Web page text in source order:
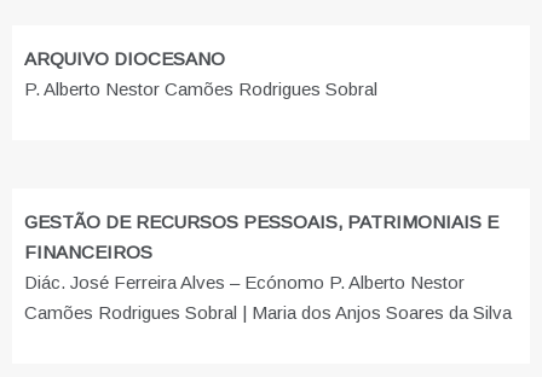
ARQUIVO DIOCESANO
P. Alberto Nestor Camões Rodrigues Sobral
GESTÃO DE RECURSOS PESSOAIS, PATRIMONIAIS E
FINANCEIROS
Diác. José Ferreira Alves – Ecónomo P. Alberto Nestor
Camões Rodrigues Sobral | Maria dos Anjos Soares da Silva